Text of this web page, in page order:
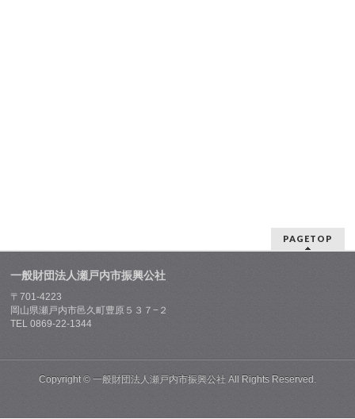
PAGETOP
一般財団法人瀬戸内市振興公社
〒701-4223
岡山県瀬戸内市邑久町豊原５３７−２
TEL 0869-22-1344
Copyright © 一般財団法人瀬戸内市振興公社All Rights Reserved.